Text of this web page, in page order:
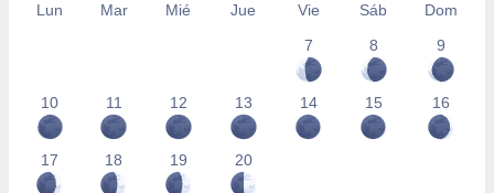
Lun Mar Mié Jue Vie Sáb
Dom
7
8 9
10 11 12 13 14 15 16
17 18 19 20